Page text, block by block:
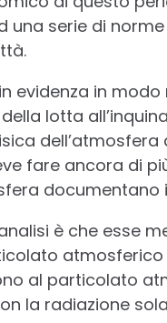
serie di
evidenza in
lotta
dell’atmosfera
fare ancora di
documentano
è che esse
atmosferico
al particolato
la radiazione